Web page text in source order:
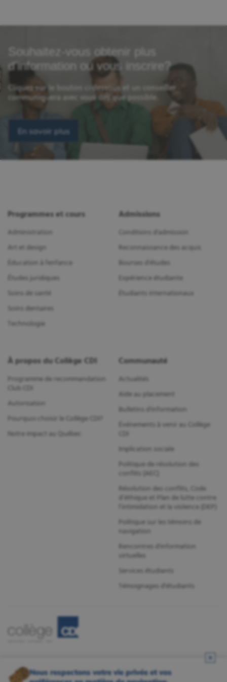
Souhaitez-vous obtenir plus
d'information ou vous inscrire?
Cliquez sur le bouton ci-dessous et un conseiller
communiquera avec vous dès que possible.
En savoir plus
Programmes et cours
Administration
Art et design
Éducation à l'enfance
Études juridiques
Soins de santé
Soins dentaires
Technologie
Admissions
Conditions d'admission
Reconnaissance des acquis
Bourses d'études
Expérience étudiante
Étudiants internationaux
À propos du Collège CDI
Programme de recommandation
Club CDI
Autorisation
Pourquoi choisir le Collège CDI?
Notre impact au Québec
Communauté
Actualités
Aide au placement
Bulletins d'information
Événements à venir au Collège
CDI
Implication sociale
Politique de résolution des
conflits (AEC)
Résolution des conflits, Code
d’éthique et Plan de lutte contre
l’intimidation et la violence (DEP)
Politique sur les témoins de
navigation
Rencontres d'information
virtuelles
Services étudiants
Témoignages d'étudiants
Nous respectons votre vie privée et vos